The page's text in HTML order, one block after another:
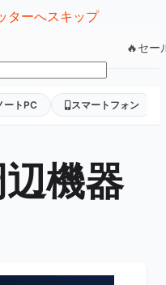
ターへスキップ
🔥セー
ートPC スマートフォン
機器